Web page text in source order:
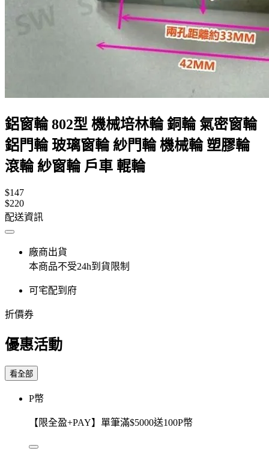
鋁窗輪 802型 機械培林輪 銅輪 氣密窗輪
鋁門輪 玻璃窗輪 紗門輪 機械輪 塑膠輪
滾輪 紗窗輪 戶車 輥輪
$147
$220
配送資訊
廠商出貨
本商品不受24h到貨限制
可宅配到府
折價券
優惠活動
看全部
P幣
【限全盈+PAY】單筆滿$5000送100P幣